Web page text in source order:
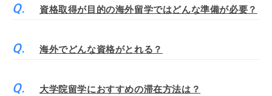
資格取得が目的の海外留学ではどんな準備が必要？
海外でどんな資格がとれる？
大学院留学におすすめの滞在方法は？